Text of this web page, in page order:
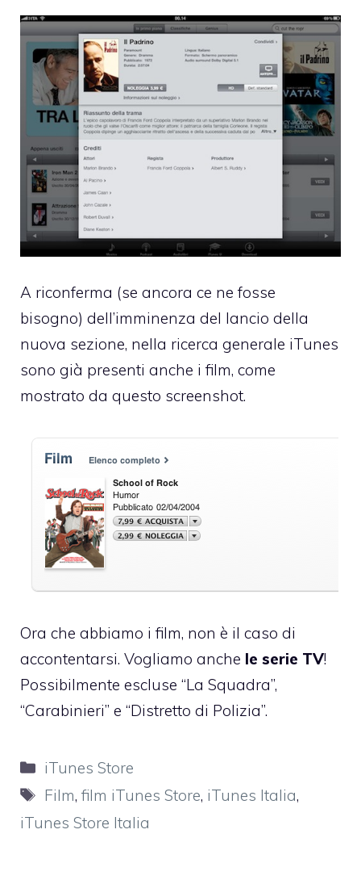
A riconferma (se ancora ce ne fosse
bisogno) dell’imminenza del lancio della
nuova sezione, nella ricerca generale iTunes
sono già presenti anche i film, come
mostrato da questo screenshot.
Ora che abbiamo i film, non è il caso di
accontentarsi. Vogliamo anche le serie TV!
Possibilmente escluse “La Squadra”,
“Carabinieri” e “Distretto di Polizia”.
Categorie
iTunes Store
Tag
Film,film iTunes Store, iTunes Italia,
iTunes Store Italia